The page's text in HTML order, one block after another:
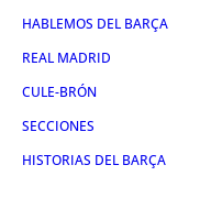
HABLEMOS DEL BARÇA
REAL MADRID
CULE-BRÓN
SECCIONES
HISTORIAS DEL BARÇA